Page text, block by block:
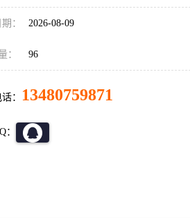
： 2026-08-09
： 96
： 13480759871
：